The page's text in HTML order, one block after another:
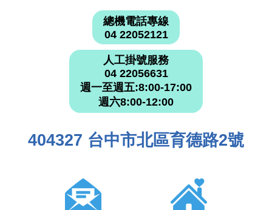
總機電話專線
04 22052121
人工掛號服務
04 22056631
週一至週五:8:00-17:00
週六8:00-12:00
404327 台中市北區育德路2號